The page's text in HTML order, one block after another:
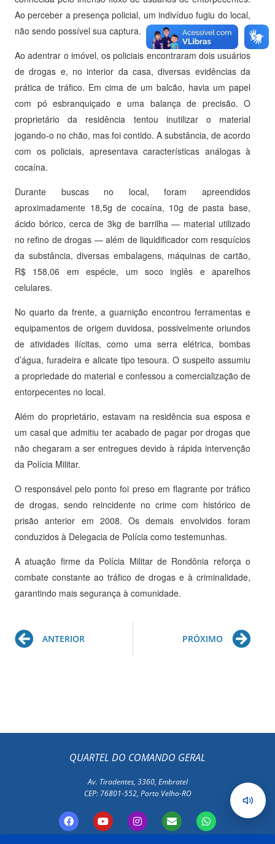
Ao perceber a presença policial, um indivíduo fugiu do local,
não sendo possível sua captura.
Ao adentrar o imóvel, os policiais encontraram dois usuários
de drogas e, no interior da casa, diversas evidências da
prática de tráfico. Em cima de um balcão, havia um papel
com pó esbranquiçado e uma balança de precisão. O
proprietário da residência tentou inutilizar o material
jogando-o no chão, mas foi contido. A substância, de acordo
com os policiais, apresentava características análogas à
cocaína.
Durante buscas no local, foram apreendidos
aproximadamente 18,5g de cocaína, 10g de pasta base,
ácido bórico, cerca de 3kg de barrilha — material utilizado
no refino de drogas — além de liquidificador com resquícios
da substância, diversas embalagens, máquinas de cartão,
R$ 158,06 em espécie, um soco inglês e aparelhos
celulares.
No quarto da frente, a guarnição encontrou ferramentas e
equipamentos de origem duvidosa, possivelmente oriundos
de atividades ilícitas, como uma serra elétrica, bombas
d’água, furadeira e alicate tipo tesoura. O suspeito assumiu
a propriedade do material e confessou a comercialização de
entorpecentes no local.
Além do proprietário, estavam na residência sua esposa e
um casal que admitiu ter acabado de pagar por drogas que
não chegaram a ser entregues devido à rápida intervenção
da Polícia Militar.
O responsável pelo ponto foi preso em flagrante por tráfico
de drogas, sendo reincidente no crime com histórico de
prisão anterior em 2008. Os demais envolvidos foram
conduzidos à Delegacia de Polícia como testemunhas.
A atuação firme da Polícia Militar de Rondônia reforça o
combate constante ao tráfico de drogas e à criminalidade,
garantindo mais segurança à comunidade.
Prev
ANTERIOR PRÓXIMO
QUARTEL DO COMANDO GERAL
Av. Tiradentes, 3360, Embratel
CEP: 76801-552, Porto Velho-RO
F
a
c
Y
o
u
I
n
s
E
n
v
W
h
a